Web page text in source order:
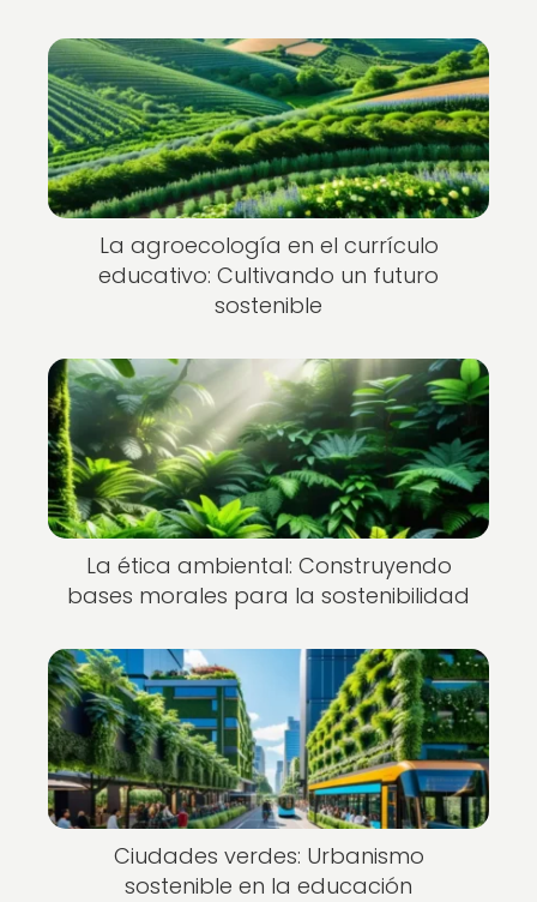
La agroecología en el currículo
educativo: Cultivando un futuro
sostenible
La ética ambiental: Construyendo
bases morales para la sostenibilidad
Ciudades verdes: Urbanismo
sostenible en la educación